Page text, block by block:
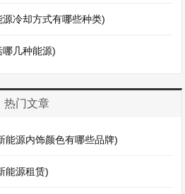
冷却方式有哪些种类)
几种能源)
热门文章
能源内饰颜色有哪些品牌)
能源租赁)